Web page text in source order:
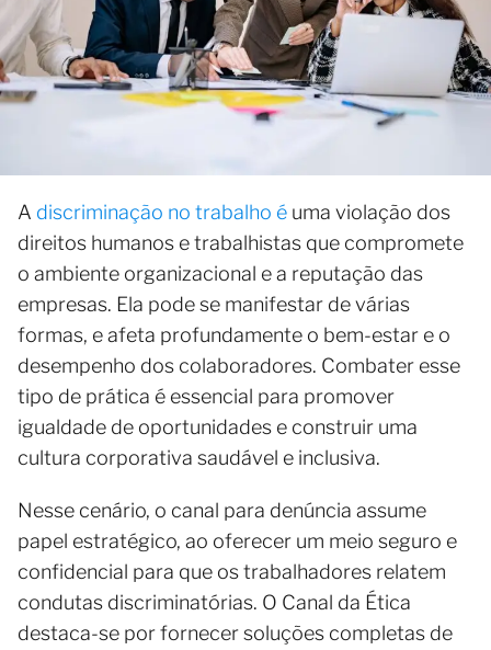
A discriminação no trabalho é uma violação dos
direitos humanos e trabalhistas que compromete
o ambiente organizacional e a reputação das
empresas. Ela pode se manifestar de várias
formas, e afeta profundamente o bem-estar e o
desempenho dos colaboradores. Combater esse
tipo de prática é essencial para promover
igualdade de oportunidades e construir uma
cultura corporativa saudável e inclusiva.
Nesse cenário, o canal para denúncia assume
papel estratégico, ao oferecer um meio seguro e
confidencial para que os trabalhadores relatem
condutas discriminatórias. O Canal da Ética
destaca-se por fornecer soluções completas de